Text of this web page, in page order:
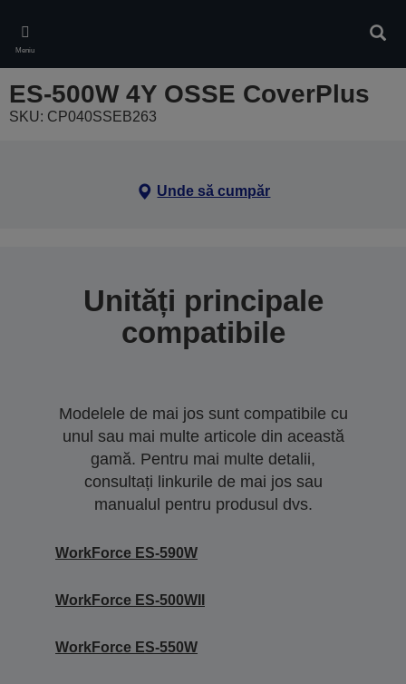
main
content
Meniu
ES-500W 4Y OSSE CoverPlus
SKU: CP040SSEB263
Unde să cumpăr
Unități principale
compatibile
Modelele de mai jos sunt compatibile cu
unul sau mai multe articole din această
gamă. Pentru mai multe detalii,
consultați linkurile de mai jos sau
manualul pentru produsul dvs.
WorkForce ES-590W
WorkForce ES-500WII
WorkForce ES-550W